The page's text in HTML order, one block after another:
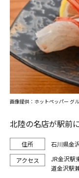
北陸の名店が駅前
石川県金
JR金沢駅
道金沢駅
画像提供：ホットペッパー グ